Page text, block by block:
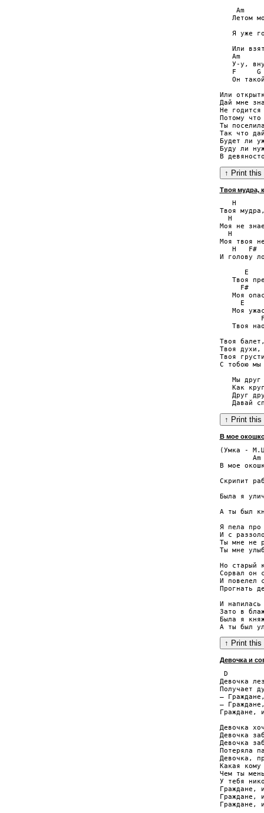
    Am
Летом
Я уже
Или
Am
У-у,
F     G
Он
Или
Дай мне
Не годится
Потому
Ты
Так что
Будет ли
Буду ли
Твоя мудра,
H
Твоя
H
Моя не
H
Моя твоя
H   F#
И голову
E
Твоя
F#
Моя
E
Моя
Твоя
Твоя
Твоя духи,
Твоя
С тобою мы
Мы друг
Как
Друг
В мое
(Умка -
Am
В мое
Скрипит
Была я
А ты был
Я пела про
И с
Ты мне не
Ты мне
Но старый
Сорвал он
И повелел
Прогнать
И
Зато в
Была я
Девочка и
D
Девочка
Получает
—
—
Граждане,
Девочка
Девочка
Девочка
Потеряла
Девочка,
Какая
Чем ты
У тебя
Граждане,
Граждане,
Граждане,